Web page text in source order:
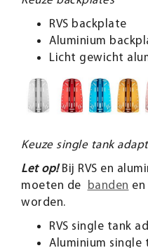
RVS backplate
Aluminium
Licht gewicht
Keuze single tank
Let op! Bij RVS en
moeten de banden en
worden.
RVS single tank
Aluminium single